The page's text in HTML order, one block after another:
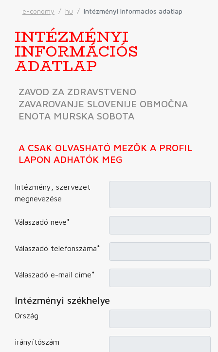
e-conomy hu Intézményi információs adatlap
INTÉZMÉNYI
INFORMÁCIÓS
ADATLAP
ZAVOD ZA ZDRAVSTVENO
ZAVAROVANJE SLOVENIJE OBMOČNA
ENOTA MURSKA SOBOTA
A CSAK OLVASHATÓ MEZŐK A PROFIL
LAPON ADHATÓK MEG
Intézmény, szervezet
megnevezése
Válaszadó neve*
Válaszadó telefonszáma*
Válaszadó e-mail címe*
Intézményi székhelye
Ország
irányítószám